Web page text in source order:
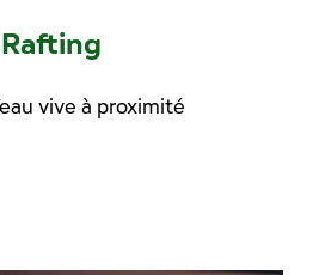
Rafting
vive à proximité